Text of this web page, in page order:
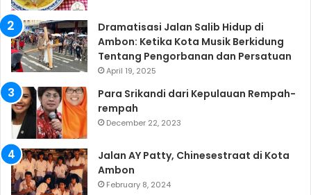
Dramatisasi Jalan Salib Hidup di
Ambon: Ketika Kota Musik Berkidung
Tentang Pengorbanan dan Persatuan
April 19, 2025
Para Srikandi dari Kepulauan Rempah-
rempah
December 22, 2023
Jalan AY Patty, Chinesestraat di Kota
Ambon
February 8, 2024